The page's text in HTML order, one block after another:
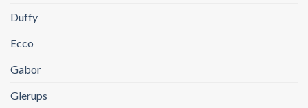
Duffy
Ecco
Gabor
Glerups